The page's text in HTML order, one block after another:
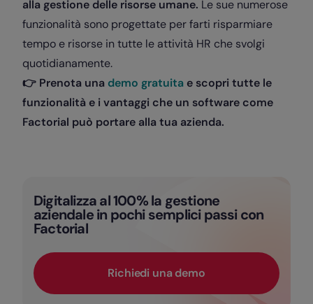
alla gestione delle risorse umane. Le sue numerose
funzionalità sono progettate per farti risparmiare
tempo e risorse in tutte le attività HR che svolgi
quotidianamente.
👉 Prenota una demo gratuita e scopri tutte le
funzionalità e i vantaggi che un software come
Factorial può portare alla tua azienda.
Digitalizza al 100% la gestione
aziendale in pochi semplici passi con
Factorial
Richiedi una demo